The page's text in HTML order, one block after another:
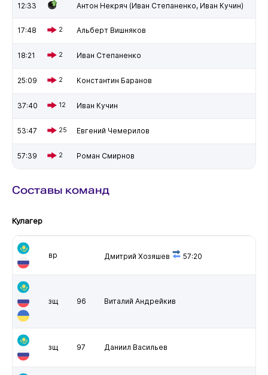
12:33 Антон Некряч (Иван Степаненко, Иван Кучин)
17:48 2 Альберт Вишняков
18:21 2 Иван Степаненко
25:09 2 Константин Баранов
37:40 12 Иван Кучин
53:47 25 Евгений Чемерилов
57:39 2 Роман Смирнов
Составы команд
Кулагер
вр Дмитрий Хозяшев 57:20
зщ 96 Виталий Андрейкив
зщ 97 Даниил Васильев